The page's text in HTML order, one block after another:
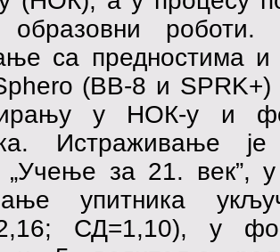
образовни
са предностима
(BB-8 и
у НОК-у и
Истраживање
„Учење за 21. век”,
упитника
СД=1,10), у